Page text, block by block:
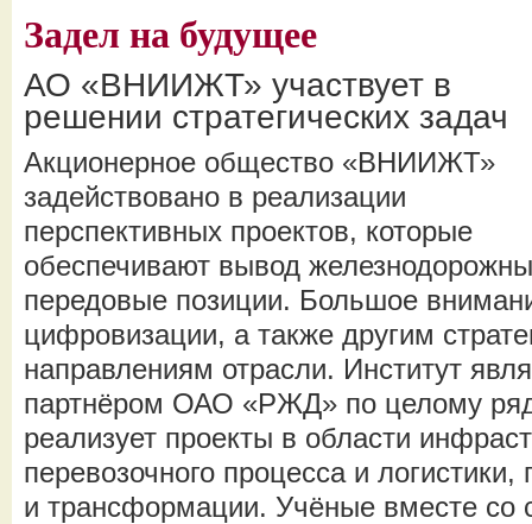
Задел на будущее
АО «ВНИИЖТ» участвует в
решении стратегических задач
Акционерное общество «ВНИИЖТ»
задействовано в реализации
перспективных проектов, которые
обеспечивают вывод
передовые позиции. Большое
цифровизации, а также другим
направлениям отрасли. Институт
партнёром ОАО «РЖД» по целому
реализует проекты в области
перевозочного процесса и
и трансформации. Учёные вместе со